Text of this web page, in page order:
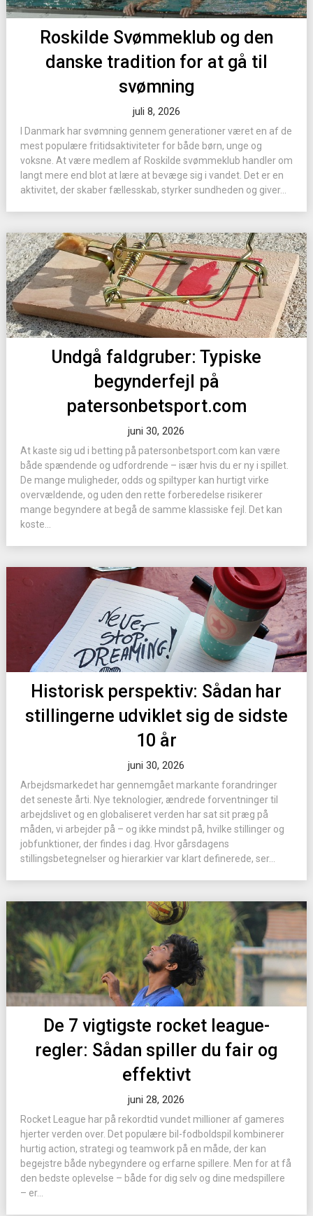
Roskilde Svømmeklub og den
danske tradition for at gå til
svømning
juli 8, 2026
I Danmark har svømning gennem generationer været en af de
mest populære fritidsaktiviteter for både børn, unge og
voksne. At være medlem af Roskilde svømmeklub handler om
langt mere end blot at lære at bevæge sig i vandet. Det er en
aktivitet, der skaber fællesskab, styrker sundheden og giver...
Undgå faldgruber: Typiske
begynderfejl på
patersonbetsport.com
juni 30, 2026
At kaste sig ud i betting på patersonbetsport.com kan være
både spændende og udfordrende – især hvis du er ny i spillet.
De mange muligheder, odds og spiltyper kan hurtigt virke
overvældende, og uden den rette forberedelse risikerer
mange begyndere at begå de samme klassiske fejl. Det kan
koste...
Historisk perspektiv: Sådan har
stillingerne udviklet sig de sidste
10 år
juni 30, 2026
Arbejdsmarkedet har gennemgået markante forandringer
det seneste årti. Nye teknologier, ændrede forventninger til
arbejdslivet og en globaliseret verden har sat sit præg på
måden, vi arbejder på – og ikke mindst på, hvilke stillinger og
jobfunktioner, der findes i dag. Hvor gårsdagens
stillingsbetegnelser og hierarkier var klart definerede, ser...
De 7 vigtigste rocket league-
regler: Sådan spiller du fair og
effektivt
juni 28, 2026
Rocket League har på rekordtid vundet millioner af gameres
hjerter verden over. Det populære bil-fodboldspil kombinerer
hurtig action, strategi og teamwork på en måde, der kan
begejstre både nybegyndere og erfarne spillere. Men for at få
den bedste oplevelse – både for dig selv og dine medspillere
– er...